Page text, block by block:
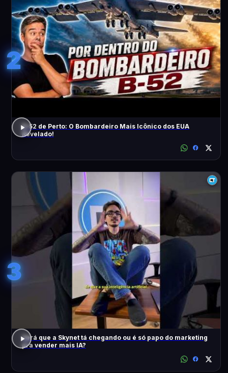
2
B-52 de Perto: O Bombardeiro Mais Icônico dos EUA
Revelado!
3
Será que a Skynet tá chegando ou é só papo do marketing
pra vender mais IA?